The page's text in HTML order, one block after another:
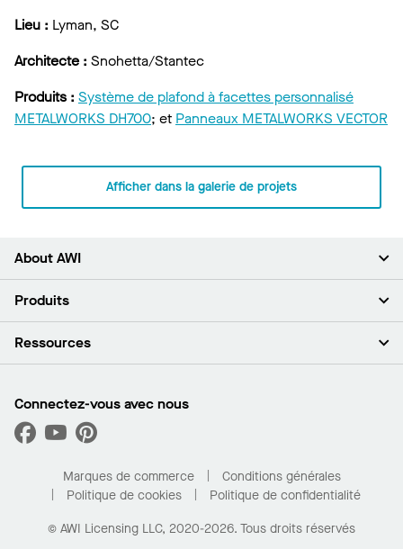
Lieu : Lyman, SC
Architecte : Snohetta/Stantec
Produits : Système de plafond à facettes personnalisé
METALWORKS DH700; et Panneaux METALWORKS VECTOR
Afficher dans la galerie de projets
About AWI
À propos de nous
Espace presse
Quelles sont mes options d’achat?
Produits
Plafonds
Capacités sur mesure
Performance
Ressources
Trouver un distributeur
Trouver un distributeur
Pour la maison
Connectez-vous avec nous
Marques de commerce
Conditions générales
Politique de cookies
Politique de confidentialité
© AWI Licensing LLC, 2020-2026. Tous droits réservés